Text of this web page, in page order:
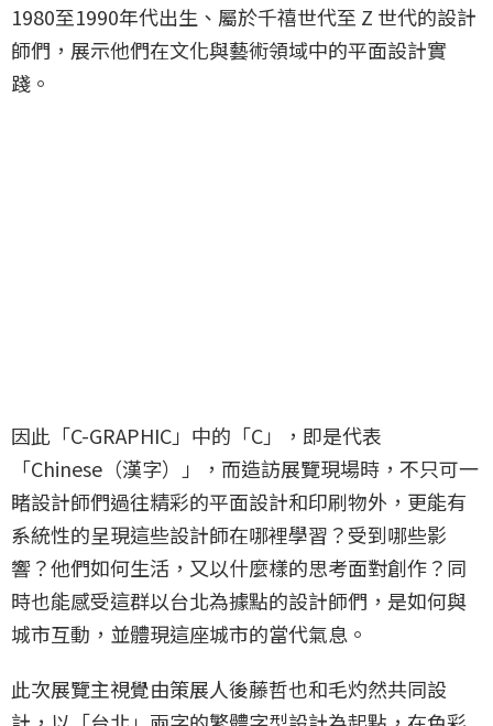
1980至1990年代出生、屬於千禧世代至 Z 世代的設計
師們，展示他們在文化與藝術領域中的平面設計實
踐。
因此「C-GRAPHIC」中的「C」，即是代表
「Chinese（漢字）」，而造訪展覽現場時，不只可一
睹設計師們過往精彩的平面設計和印刷物外，更能有
系統性的呈現這些設計師在哪裡學習？受到哪些影
響？他們如何生活，又以什麼樣的思考面對創作？同
時也能感受這群以台北為據點的設計師們，是如何與
城市互動，並體現這座城市的當代氣息。
此次展覽主視覺由策展人後藤哲也和毛灼然共同設